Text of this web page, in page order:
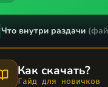
Что внутри раздачи
Как скачать?
Гайд для новичков